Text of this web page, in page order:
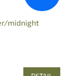
midnight